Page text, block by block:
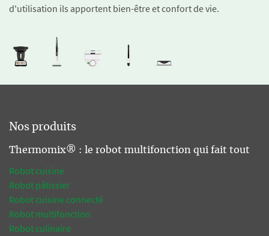
d'utilisation ils apportent bien-être et confort de vie.
Nos produits
Thermomix® : le robot multifonction qui fait tout
Robot cuisine
Robot pâtissier
Robot cuisine connecté
Robot multifonction
Robot culinaire